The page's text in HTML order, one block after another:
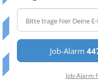
Job-Alarm
Job-Alarm